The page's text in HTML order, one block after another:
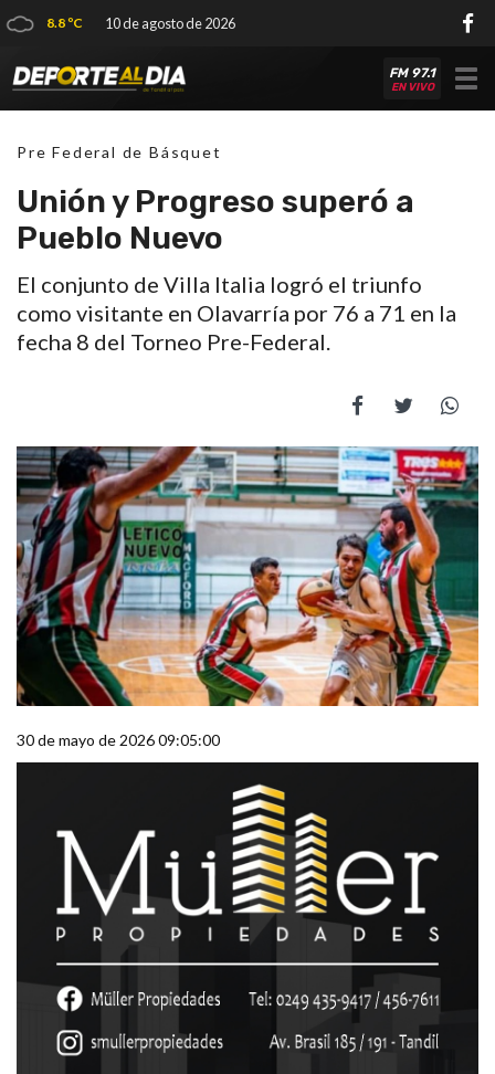
8.8 ºC 10 de agosto de 2026
FM 97.1
EN VIVO
Pre Federal de Básquet
Unión y Progreso superó a
Pueblo Nuevo
El conjunto de Villa Italia logró el triunfo
como visitante en Olavarría por 76 a 71 en la
fecha 8 del Torneo Pre-Federal.
30 de mayo de 2026 09:05:00